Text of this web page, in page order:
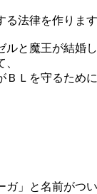
る法律を作ります
ルと魔王が結婚
Ｌを守るため
ガ」と名前がつ